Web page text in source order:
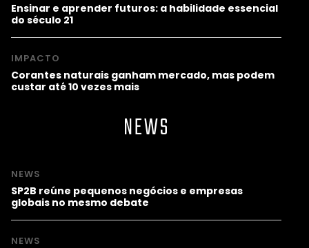
Ensinar e aprender futuros: a habilidade essencial
do século 21
IMPACTO
Corantes naturais ganham mercado, mas podem
custar até 10 vezes mais
NEWS
NEWS
SP2B reúne pequenos negócios e empresas
globais no mesmo debate
NEWS